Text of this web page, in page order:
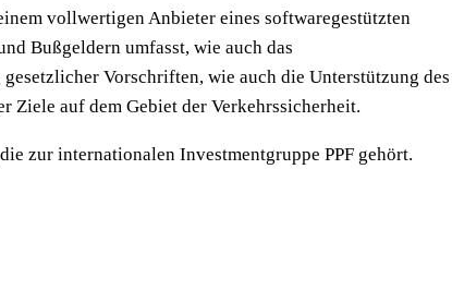
vollwertigen Anbieter eines softwaregestützten
Bußgeldern umfasst, wie auch das
Vorschriften, wie auch die Unterstützung des
Ziele auf dem Gebiet der Verkehrssicherheit.
zur internationalen Investmentgruppe PPF gehört.